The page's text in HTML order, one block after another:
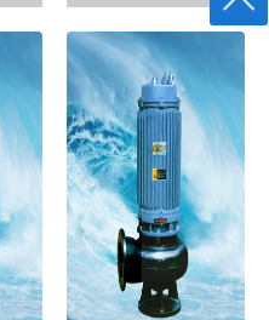
示意图